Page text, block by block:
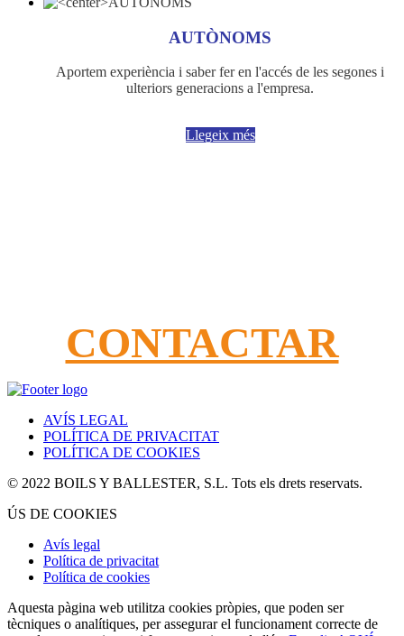
AUTÒNOMS
Aportem experiència i saber fer en l'accés de les segones i
ulteriors generacions a l'empresa.
Llegeix més
CONTACTAR
AVÍS LEGAL
POLÍTICA DE PRIVACITAT
POLÍTICA DE COOKIES
© 2022 BOILS Y BALLESTER, S.L. Tots els drets reservats.
ÚS DE COOKIES
Avís legal
Política de privacitat
Política de cookies
Aquesta pàgina web utilitza cookies pròpies, que poden ser
tècniques o analítiques, per assegurar el funcionament correcte de